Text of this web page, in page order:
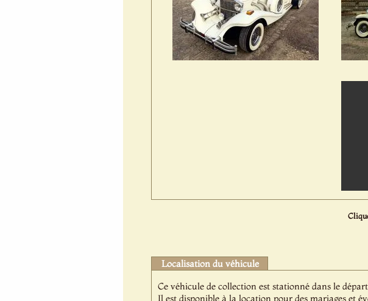
Localisation du véhicule
Ce véhicule de collection est stationné dans le
Il est disponible à la location pour des mariages et